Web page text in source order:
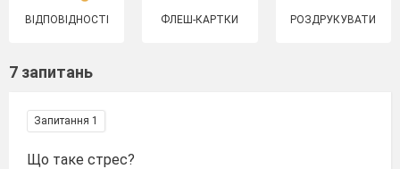
ВІДПОВІДНОСТІ ФЛЕШ-КАРТКИ РОЗДРУКУВАТИ
7 запитань
Запитання 1
Що таке стрес?